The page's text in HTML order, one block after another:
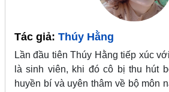
Tác giả: Thúy Hằng
Lần đầu tiên Thúy Hằng tiếp xúc
là sinh viên, khi đó cô bị thu hút
huyền bí và uyên thâm về bộ môn